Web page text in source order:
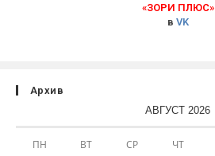
«ЗОРИ ПЛЮС»
в VK
Архив
АВГУСТ 2026
ПН ВТ СР ЧТ